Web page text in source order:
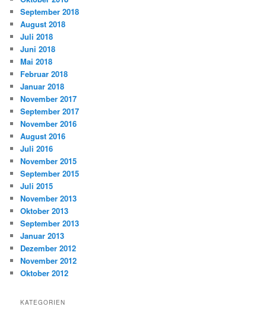
September 2018
August 2018
Juli 2018
Juni 2018
Mai 2018
Februar 2018
Januar 2018
November 2017
September 2017
November 2016
August 2016
Juli 2016
November 2015
September 2015
Juli 2015
November 2013
Oktober 2013
September 2013
Januar 2013
Dezember 2012
November 2012
Oktober 2012
KATEGORIEN